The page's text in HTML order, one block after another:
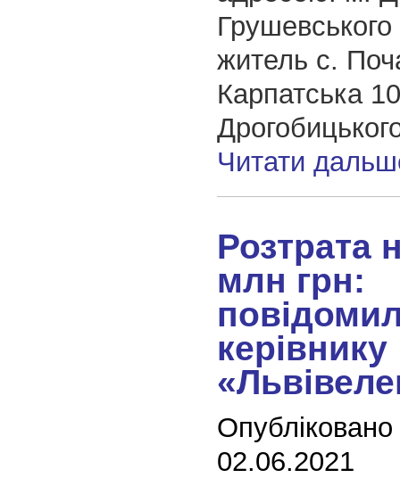
житель с.
Карпатська
Читати
Розтрата
млн грн:
керівнику
02.06.2021